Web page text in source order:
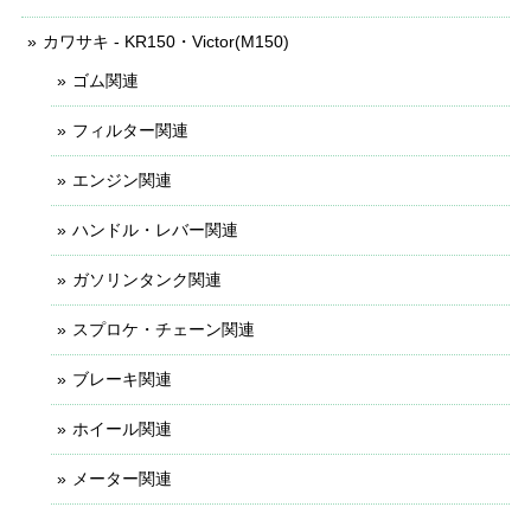
カワサキ - KR150・Victor(M150)
ゴム関連
フィルター関連
エンジン関連
ハンドル・レバー関連
ガソリンタンク関連
スプロケ・チェーン関連
ブレーキ関連
ホイール関連
メーター関連